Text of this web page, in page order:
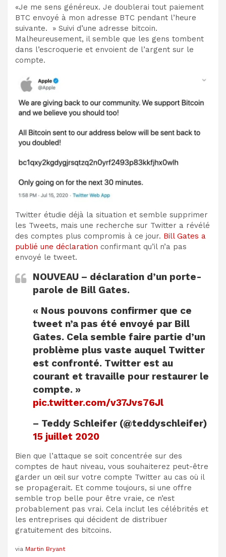
«Je me sens généreux. Je doublerai tout paiement
BTC envoyé à mon adresse BTC pendant l’heure
suivante. » Suivi d’une adresse bitcoin.
Malheureusement, il semble que les gens tombent
dans l’escroquerie et envoient de l’argent sur le
compte.
Twitter étudie déjà la situation et semble supprimer
les Tweets, mais une recherche sur Twitter a révélé
des comptes plus compromis à ce jour. Bill Gates a
publié une déclaration confirmant qu’il n’a pas
envoyé le tweet.
NOUVEAU – déclaration d’un porte-
parole de Bill Gates.
« Nous pouvons confirmer que ce
tweet n’a pas été envoyé par Bill
Gates. Cela semble faire partie d’un
problème plus vaste auquel Twitter
est confronté. Twitter est au
courant et travaille pour restaurer le
compte. »
pic.twitter.com/v37Jvs76Jl
– Teddy Schleifer (@teddyschleifer)
15 juillet 2020
Bien que l’attaque se soit concentrée sur des
comptes de haut niveau, vous souhaiterez peut-être
garder un œil sur votre compte Twitter au cas où il
se propagerait. Et comme toujours, si une offre
semble trop belle pour être vraie, ce n’est
probablement pas vrai. Cela inclut les célébrités et
les entreprises qui décident de distribuer
gratuitement des bitcoins.
via Martin Bryant